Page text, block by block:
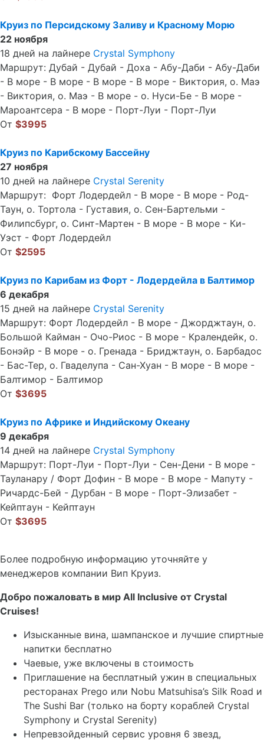
Круиз по Персидскому Заливу и Красному Морю
22 ноября
18 дней на лайнере Crystal Symphony
Маршрут: Дубай - Дубай - Доха - Абу-Даби - Абу-Даби
- В море - В море - В море - В море - Виктория, о. Маэ
- Виктория, о. Маэ - В море - о. Нуси-Бе - В море -
Мароантсера - В море - Порт-Луи - Порт-Луи
От $3995
Круиз по Карибскому Бассейну
27 ноября
10 дней на лайнере Crystal Serenity
Маршрут: Форт Лодердейл - В море - В море - Род-
Таун, о. Тортола - Густавия, о. Сен-Бартельми -
Филипсбург, о. Синт-Мартен - В море - В море - Ки-
Уэст - Форт Лодердейл
От $2595
Круиз по Карибам из Форт - Лодердейла в Балтимор
6 декабря
15 дней на лайнере Crystal Serenity
Маршрут: Форт Лодердейл - В море - Джорджтаун, о.
Большой Кайман - Очо-Риос - В море - Кралендейк, о.
Бонэйр - В море - о. Гренада - Бриджтаун, о. Барбадос
- Бас-Тер, о. Гваделупа - Сан-Хуан - В море - В море -
Балтимор - Балтимор
От $3695
Круиз по Африке и Индийскому Океану
9 декабря
14 дней на лайнере Crystal Symphony
Маршрут: Порт-Луи - Порт-Луи - Сен-Дени - В море -
Тауланару / Форт Дофин - В море - В море - Мапуту -
Ричардс-Бей - Дурбан - В море - Порт-Элизабет -
Кейптаун - Кейптаун
От $3695
Более подробную информацию уточняйте у
менеджеров компании Вип Круиз.
Добро пожаловать в мир All Inclusive от Crystal
Cruises!
Изысканные вина, шампанское и лучшие спиртные
напитки бесплатно
Чаевые, уже включены в стоимость
Приглашение на бесплатный ужин в специальных
ресторанах Prego или Nobu Matsuhisa’s Silk Road и
The Sushi Bar (только на борту кораблей Crystal
Symphony и Crystal Serenity)
Непревзойденный сервис уровня 6 звезд,